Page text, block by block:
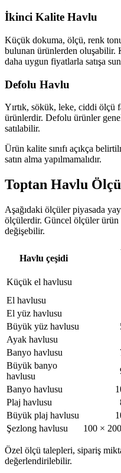
İkinci Kalite Havlu
Küçük dokuma, ölçü, renk
bulunan ürünlerden oluşabilir.
daha uygun fiyatlarla satışa
Defolu Havlu
Yırtık, sökük, leke, ciddi ölçü
ürünlerdir. Defolu ürünler
satılabilir.
Ürün kalite sınıfı açıkça
satın alma yapılmamalıdır.
Toptan Havlu
Aşağıdaki ölçüler piyasada
ölçülerdir. Güncel ölçüler
değişebilir.
Havlu çeşidi
Küçük el havlusu
El havlusu
El yüz havlusu
Büyük yüz havlusu
Ayak havlusu
Banyo havlusu
Büyük banyo
havlusu
Banyo havlusu
Plaj havlusu
Büyük plaj havlusu
Şezlong havlusu
100 ×
Özel ölçü talepleri, sipariş
değerlendirilebilir.